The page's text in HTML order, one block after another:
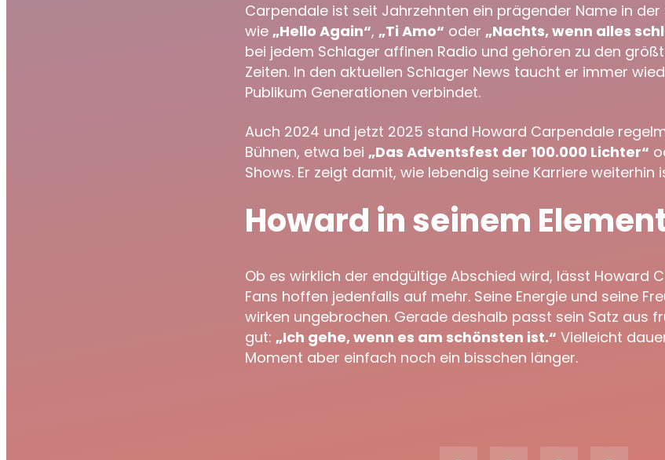
Carpendale ist seit Jahrzehnten ein prägender Name in der
wie „Hello Again“, „Ti Amo“ oder „Nachts, wenn alles
bei jedem Schlager affinen Radio und gehören zu den
Zeiten. In den aktuellen Schlager News taucht er immer
Publikum Generationen verbindet.
Auch 2024 und jetzt 2025 stand Howard Carpendale
Bühnen, etwa bei „Das Adventsfest der 100.000 Lichter“
Shows. Er zeigt damit, wie lebendig seine Karriere weiterhin
Howard in seinem
Ob es wirklich der endgültige Abschied wird, lässt Howard
Fans hoffen jedenfalls auf mehr. Seine Energie und seine
wirken ungebrochen. Gerade deshalb passt sein Satz aus
gut: „Ich gehe, wenn es am schönsten ist.“ Vielleicht
Moment aber einfach noch ein bisschen länger.